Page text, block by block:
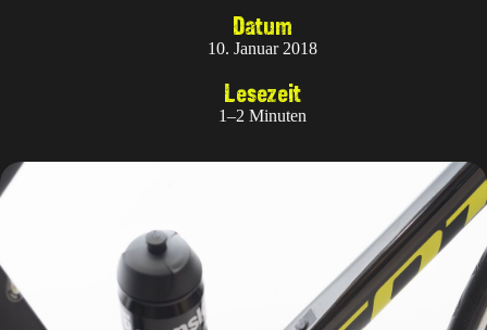
Datum
10. Januar 2018
Lesezeit
1–2 Minuten